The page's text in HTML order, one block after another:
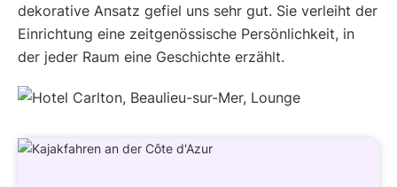
dekorative Ansatz gefiel uns sehr gut. Sie verleiht der
Einrichtung eine zeitgenössische Persönlichkeit, in
der jeder Raum eine Geschichte erzählt.